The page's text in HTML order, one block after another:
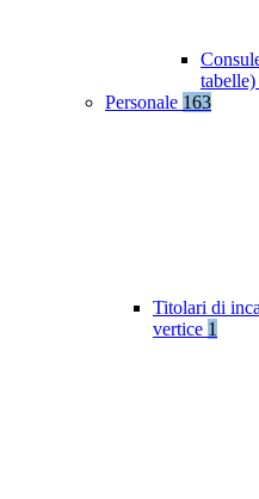
tabelle)
Personale 163
Titolari di
vertice 1